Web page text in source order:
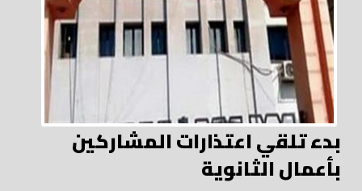
بدء تلقي اعتذارات المشاركين
بأعمال الثانوية